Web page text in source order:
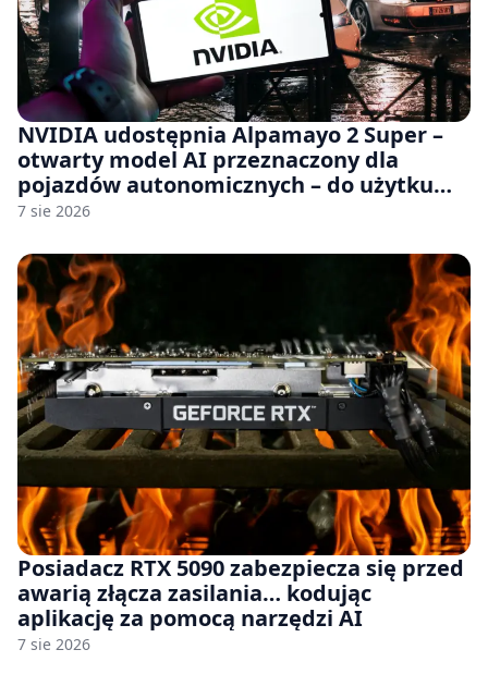
NVIDIA udostępnia Alpamayo 2 Super –
otwarty model AI przeznaczony dla
pojazdów autonomicznych – do użytku
komercyjnego
7 sie 2026
Posiadacz RTX 5090 zabezpiecza się przed
awarią złącza zasilania… kodując
aplikację za pomocą narzędzi AI
7 sie 2026